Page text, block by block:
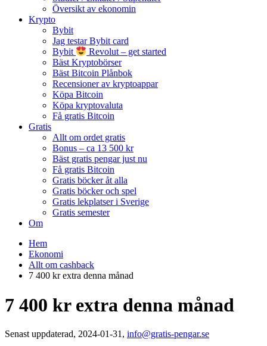
Översikt av ekonomin
Krypto
Bybit
Jag testar Bybit card
Bybit
Revolut – get started
Bäst Kryptobörser
Bäst Bitcoin Plånbok
Recensioner av kryptoappar
Köpa Bitcoin
Köpa kryptovaluta
Få gratis Bitcoin
Gratis
Allt om ordet gratis
Bonus – ca 13 500 kr
Bäst gratis pengar just nu
Få gratis Bitcoin
Gratis böcker åt alla
Gratis böcker och spel
Gratis lekplatser i Sverige
Gratis semester
Om
Hem
Ekonomi
Allt om cashback
7 400 kr extra denna månad
7 400 kr extra denna månad
Senast uppdaterad, 2024-01-31, info@gratis-pengar.se